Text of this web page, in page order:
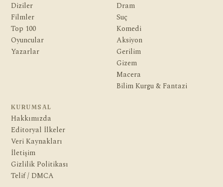
Diziler
Filmler
Top 100
Oyuncular
Yazarlar
Dram
Suç
Komedi
Aksiyon
Gerilim
Gizem
Macera
Bilim Kurgu & Fantazi
KURUMSAL
Hakkımızda
Editoryal İlkeler
Veri Kaynakları
İletişim
Gizlilik Politikası
Telif / DMCA